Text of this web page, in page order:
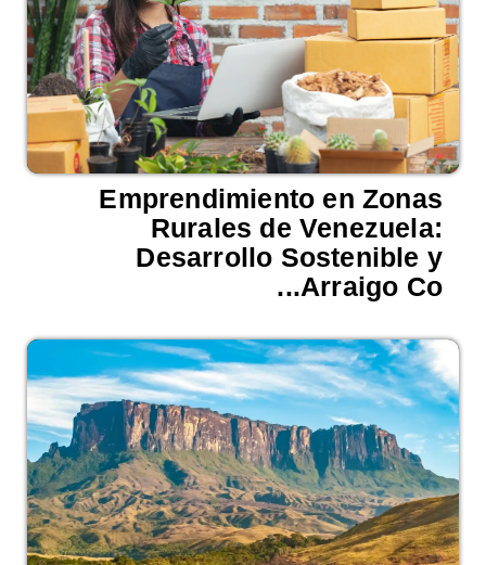
Emprendimiento en Zonas
Rurales de Venezuela:
Desarrollo Sostenible y
Arraigo Co...